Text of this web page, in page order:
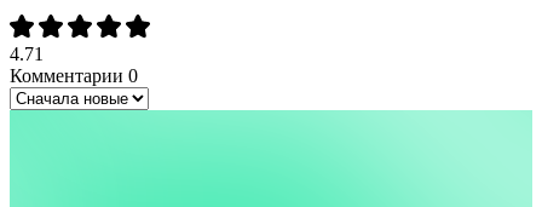
4.71
Комментарии 0